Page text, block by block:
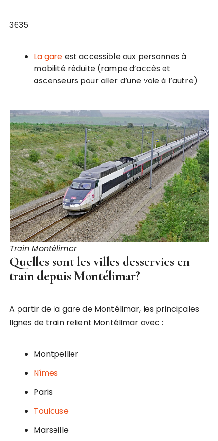
3635
La gare est accessible aux personnes à
mobilité réduite (rampe d’accès et
ascenseurs pour aller d’une voie à l’autre)
Train Montélimar
Quelles sont les villes desservies en
train depuis Montélimar?
A partir de la gare de Montélimar, les principales
lignes de train relient Montélimar avec :
Montpellier
Nîmes
Paris
Toulouse
Marseille